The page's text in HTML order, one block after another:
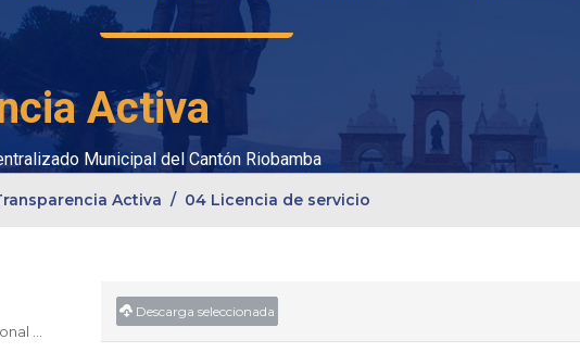
Activa
Municipal del Cantón Riobamba
Activa 04 Licencia de servicio
...
Descarga seleccionada